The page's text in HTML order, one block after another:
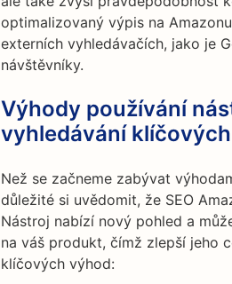
optimalizovaný výpis na
externích vyhledávačích, jako je
návštěvníky.
Výhody používání
vyhledávání
Než se začneme zabývat
důležité si uvědomit, že SEO
Nástroj nabízí nový pohled a
na váš produkt, čímž zlepší jeho
klíčových výhod: